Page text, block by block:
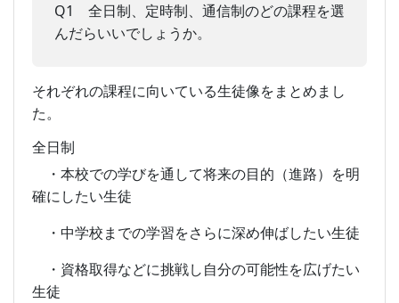
Q1 全日制、定時制、通信制のどの課程を選
んだらいいでしょうか。
それぞれの課程に向いている生徒像をまとめまし
た。
全日制
・本校での学びを通して将来の目的（進路）を明
確にしたい生徒
・中学校までの学習をさらに深め伸ばしたい生徒
・資格取得などに挑戦し自分の可能性を広げたい
生徒